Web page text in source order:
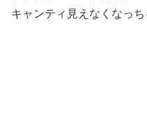
キャンティ見えなくなっち